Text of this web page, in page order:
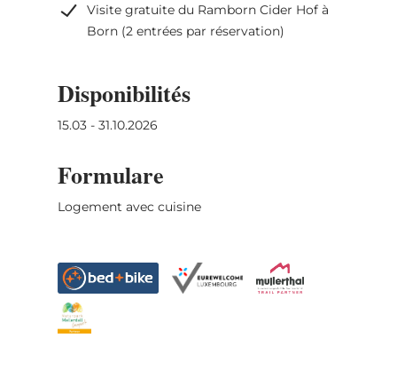
Visite gratuite du Ramborn Cider Hof à
Born (2 entrées par réservation)
Disponibilités
15.03 - 31.10.2026
Formulare
Logement avec cuisine